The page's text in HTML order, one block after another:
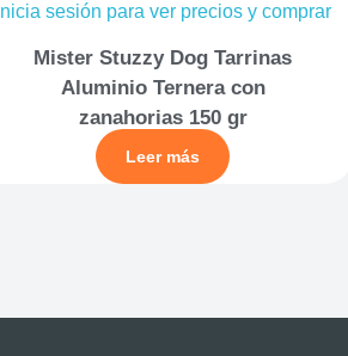
Inicia sesión para ver precios y comprar
Mister Stuzzy Dog Tarrinas
Aluminio Ternera con
zanahorias 150 gr
Leer más